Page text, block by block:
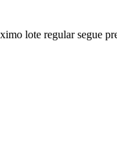
lote regular segue